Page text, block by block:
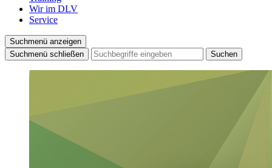
Wir im DLV
Service
Suchmenü anzeigen
Suchmenü schließen
Suchen